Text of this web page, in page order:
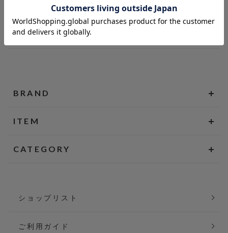
BRAND
ITEM
CATEGORY
ショップリスト
ご利用ガイド